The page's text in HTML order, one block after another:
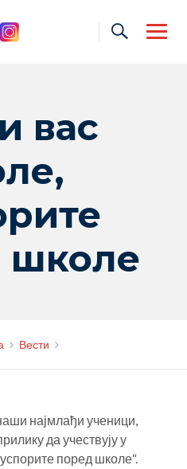
вас
школе
Вести
најмлађи ученици,
да учествују у
поред школе“.